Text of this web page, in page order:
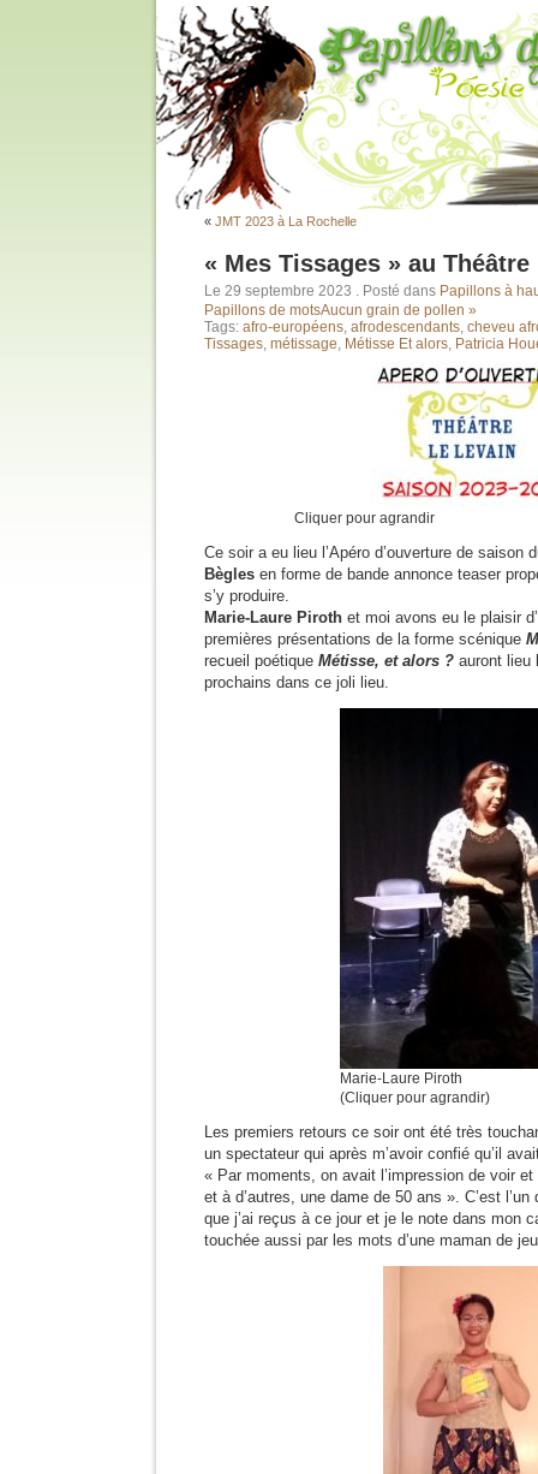
« JMT 2023 à La Rochelle
« Mes Tissages » au
Le 29 septembre 2023 . Posté dans Papillons à
Papillons de motsAucun grain de pollen »
Tags: afro-européens, afrodescendants, cheveu
Tissages, métissage, Métisse Et alors, Patricia
Cliquer pour agrandir
Ce soir a eu lieu l’Apéro d’ouverture de saison
Bègles en forme de bande annonce teaser
s’y produire.
Marie-Laure Piroth et moi avons eu le plaisir
premières présentations de la forme scénique
recueil poétique Métisse, et alors ? auront
prochains dans ce joli lieu.
Marie-Laure Piroth
(Cliquer pour agrandir)
Les premiers retours ce soir ont été très
un spectateur qui après m’avoir confié qu’il
« Par moments, on avait l’impression de voir
et à d’autres, une dame de 50 ans ». C’est
que j’ai reçus à ce jour et je le note dans mon
touchée aussi par les mots d’une maman de